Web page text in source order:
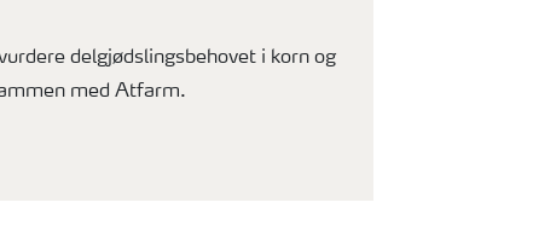
delgjødslingsbehovet i korn og
med Atfarm.